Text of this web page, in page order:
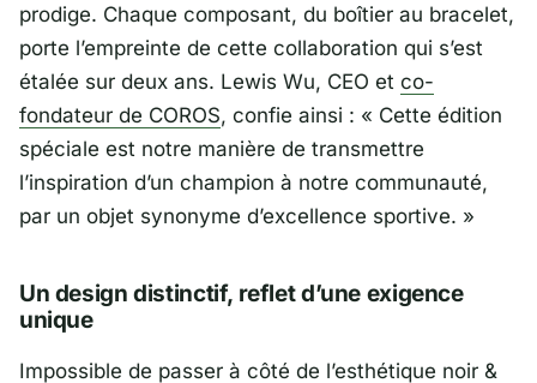
prodige. Chaque composant, du boîtier au bracelet,
porte l’empreinte de cette collaboration qui s’est
étalée sur deux ans. Lewis Wu, CEO et co-
fondateur de COROS, confie ainsi : « Cette édition
spéciale est notre manière de transmettre
l’inspiration d’un champion à notre communauté,
par un objet synonyme d’excellence sportive. »
Un design distinctif, reflet d’une exigence
unique
Impossible de passer à côté de l’esthétique noir &